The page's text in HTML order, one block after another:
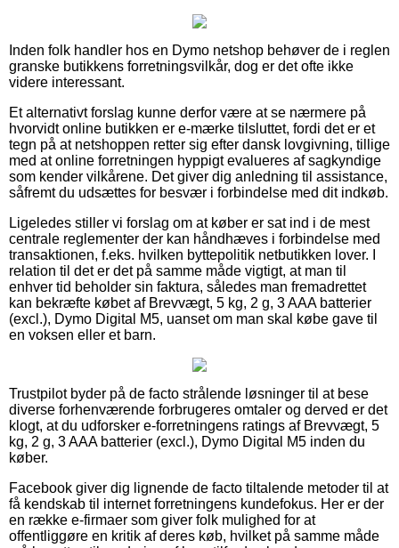
Inden folk handler hos en Dymo netshop behøver de i reglen
granske butikkens forretningsvilkår, dog er det ofte ikke
videre interessant.
Et alternativt forslag kunne derfor være at se nærmere på
hvorvidt online butikken er e-mærke tilsluttet, fordi det er et
tegn på at netshoppen retter sig efter dansk lovgivning, tillige
med at online forretningen hyppigt evalueres af sagkyndige
som kender vilkårene. Det giver dig anledning til assistance,
såfremt du udsættes for besvær i forbindelse med dit indkøb.
Ligeledes stiller vi forslag om at køber er sat ind i de mest
centrale reglementer der kan håndhæves i forbindelse med
transaktionen, f.eks. hvilken byttepolitik netbutikken lover. I
relation til det er det på samme måde vigtigt, at man til
enhver tid beholder sin faktura, således man fremadrettet
kan bekræfte købet af Brevvægt, 5 kg, 2 g, 3 AAA batterier
(excl.), Dymo Digital M5, uanset om man skal købe gave til
en voksen eller et barn.
Trustpilot byder på de facto strålende løsninger til at bese
diverse forhenværende forbrugeres omtaler og derved er det
klogt, at du udforsker e-forretningens ratings af Brevvægt, 5
kg, 2 g, 3 AAA batterier (excl.), Dymo Digital M5 inden du
køber.
Facebook giver dig lignende de facto tiltalende metoder til at
få kendskab til internet forretningens kundefokus. Her er der
en række e-firmaer som giver folk mulighed for at
offentliggøre en kritik af deres køb, hvilket på samme måde